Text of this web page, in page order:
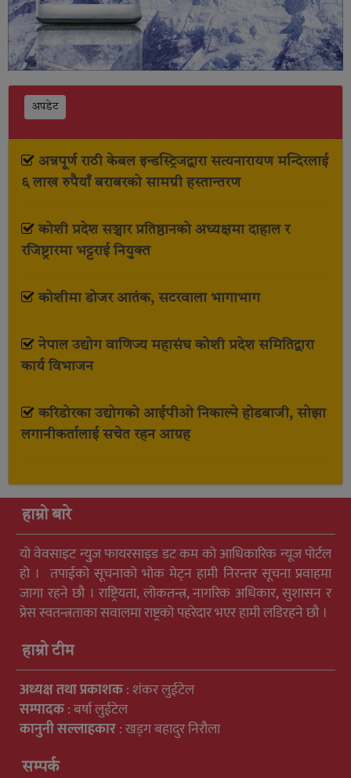
अपडेट
अन्नपूर्ण राठी केबल इन्डस्ट्रिजद्वारा सत्यनारायण मन्दिरलाई
६ लाख रुपैयाँ बराबरको सामग्री हस्तान्तरण
कोशी प्रदेश सञ्चार प्रतिष्ठानको अध्यक्षमा दाहाल र
रजिष्ट्रारमा भट्टराई नियुक्त
कोशीमा डोजर आतंक, सटरवाला भागाभाग
नेपाल उद्योग वाणिज्य महासंघ कोशी प्रदेश समितिद्वारा
कार्य विभाजन
करिडोरका उद्योगको आईपीओ निकाल्ने होडबाजी, सोझा
लगानीकर्तालाई सचेत रहन आग्रह
हाम्रो बारे
यो वेवसाइट न्युुज फायरसाइड डट कम को आधिकारिक न्यूज पोर्टल
हो । तपाईको सूचनाको भोक मेट्न हामी निरन्तर सूचना प्रवाहमा
जागा रहने छौ । राष्ट्रियता, लोकतन्त्र, नागरिक अधिकार, सुशासन र
प्रेस स्वतन्त्रताका सवालमा राष्ट्रको पहरेदार भएर हामी लडिरहने छौ ।
हाम्रो टीम
अध्यक्ष तथा प्रकाशक: शंकर लुईटेल
सम्पादक: बर्षा लुईटेल
कानुनी सल्लाहकार: खड्ग बहादुर निरौला
सम्पर्क